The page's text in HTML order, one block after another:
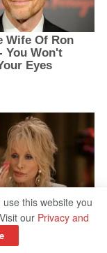
this website you
our Privacy and